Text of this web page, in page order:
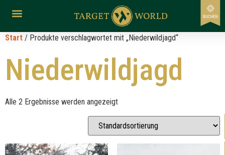
Start / Produkte verschlagwortet mit „Niederwildjagd“
Niederwildjagd
Alle 2 Ergebnisse werden angezeigt